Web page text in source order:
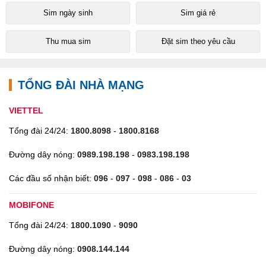
Sim ngày sinh Sim giá rẻ
Thu mua sim Đặt sim theo yêu cầu
TỔNG ĐÀI NHÀ MẠNG
VIETTEL
Tổng đài 24/24: 1800.8098 - 1800.8168
Đường dây nóng: 0989.198.198 - 0983.198.198
Các đầu số nhận biết: 096 - 097 - 098 - 086 - 03
MOBIFONE
Tổng đài 24/24: 1800.1090 - 9090
Đường dây nóng: 0908.144.144